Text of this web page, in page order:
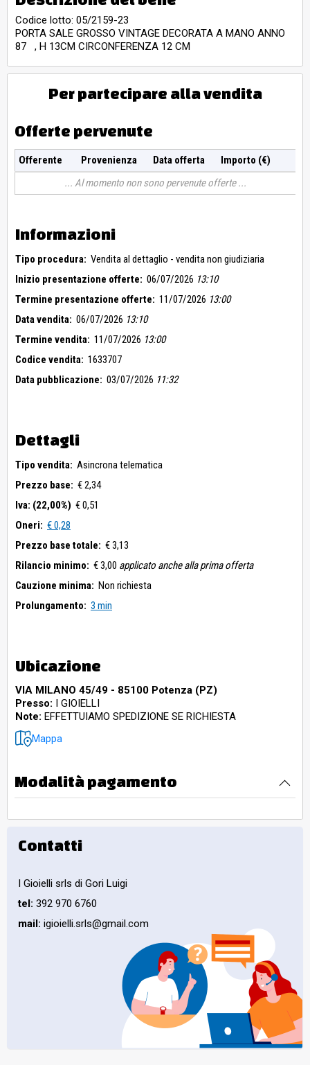
Codice lotto: 05/2159-23
PORTA SALE GROSSO VINTAGE DECORATA A MANO ANNO
87 , H 13CM CIRCONFERENZA 12 CM
Per partecipare alla vendita
Offerte pervenute
Offerente Provenienza Data offerta
Importo (€)
Al momento non sono pervenute offerte
Informazioni
Tipo procedura: Vendita al dettaglio - vendita non giudiziaria
Inizio presentazione offerte: 06/07/2026 13:10
Termine presentazione offerte: 11/07/2026 13:00
Data vendita: 06/07/2026 13:10
Termine vendita: 11/07/2026 13:00
Codice vendita: 1633707
Data pubblicazione: 03/07/2026 11:32
Dettagli
Tipo vendita: Asincrona telematica
Prezzo base: € 2,34
Iva: (22,00%) € 0,51
Oneri: € 0,28
Prezzo base totale: € 3,13
Rilancio minimo: € 3,00 applicato anche alla prima offerta
Cauzione minima: Non richiesta
Prolungamento: 3 min
Ubicazione
VIA MILANO 45/49 - 85100 Potenza (PZ)
Presso: I GIOIELLI
Note: EFFETTUIAMO SPEDIZIONE SE RICHIESTA
Mappa
Modalità pagamento
Contatti
I Gioielli srls di Gori Luigi
tel: 392 970 6760
mail: igioielli.srls@gmail.com